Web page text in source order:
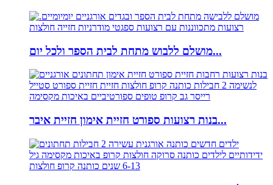
מושלם ללבוש מתחת לבית הספר ולכל יום...
בנות רצועות ספורט חזיית אימון חזיית איבר...